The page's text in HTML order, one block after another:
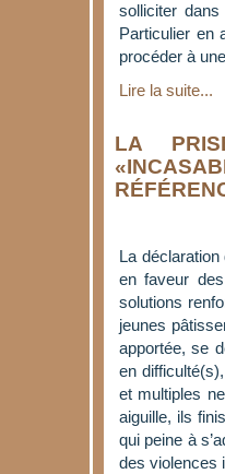
solliciter
Particulier en
procéder à
Lire la suite...
LA
La
en faveur
solutions
jeunes
apportée, se
en
et multiples
aiguille, ils
qui peine à
des violences